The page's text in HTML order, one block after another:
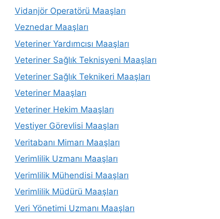
Vidanjör Operatörü Maaşları
Veznedar Maaşları
Veteriner Yardımcısı Maaşları
Veteriner Sağlık Teknisyeni Maaşları
Veteriner Sağlık Teknikeri Maaşları
Veteriner Maaşları
Veteriner Hekim Maaşları
Vestiyer Görevlisi Maaşları
Veritabanı Mimarı Maaşları
Verimlilik Uzmanı Maaşları
Verimlilik Mühendisi Maaşları
Verimlilik Müdürü Maaşları
Veri Yönetimi Uzmanı Maaşları